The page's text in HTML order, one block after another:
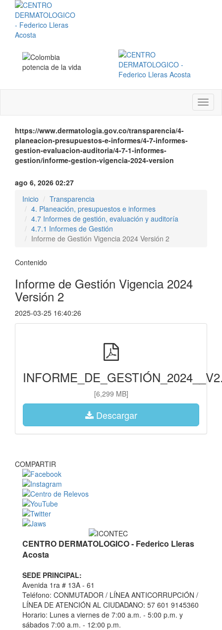
Menú
https://www.dermatologia.gov.co/transparencia/4-
planeacion-presupuestos-e-informes/4-7-informes-
gestion-evaluacion-auditoria/4-7-1-informes-
gestion/informe-gestion-vigencia-2024-version
ago 6, 2026 02:27
Inicio
Transparencia
4. Planeación, presupuestos e informes
4.7 Informes de gestión, evaluación y auditoría
4.7.1 Informes de Gestión
Informe de Gestión Vigencia 2024 Versión 2
Contenido
Informe de Gestión Vigencia 2024
Versión 2
2025-03-25 16:40:26
[6,299 MB]
Descargar
COMPARTIR
CENTRO DERMATOLOGICO - Federico Lleras
Acosta
SEDE PRINCIPAL:
Avenida 1ra # 13A - 61
Teléfono: CONMUTADOR / LÍNEA ANTICORRUPCIÓN /
LÍNEA DE ATENCIÓN AL CIUDADANO: 57 601 9145360
Horario: Lunes a viernes de 7:00 a.m. - 5:00 p.m. y
sábados 7:00 a.m. - 12:00 p.m.